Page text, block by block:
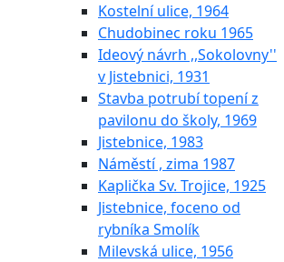
Kostelní ulice, 1964
Chudobinec roku 1965
Ideový návrh ,,Sokolovny''
v Jistebnici, 1931
Stavba potrubí topení z
pavilonu do školy, 1969
Jistebnice, 1983
Náměstí , zima 1987
Kaplička Sv. Trojice, 1925
Jistebnice, foceno od
rybníka Smolík
Milevská ulice, 1956